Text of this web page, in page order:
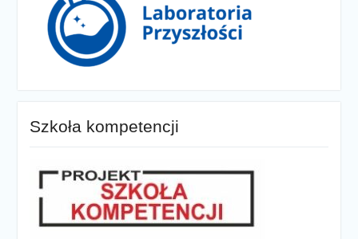
Szkoła kompetencji